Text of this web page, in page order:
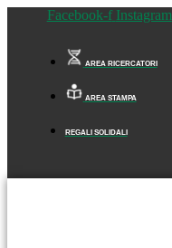
Facebook-f Instagram
AREA RICERCATORI
AREA STAMPA
REGALI SOLIDALI